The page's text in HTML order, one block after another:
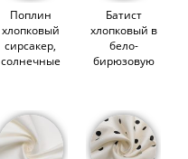
Поплин
хлопковый
сирсакер,
солнечные
Батист
хлопковый в
бело-
бирюзовую